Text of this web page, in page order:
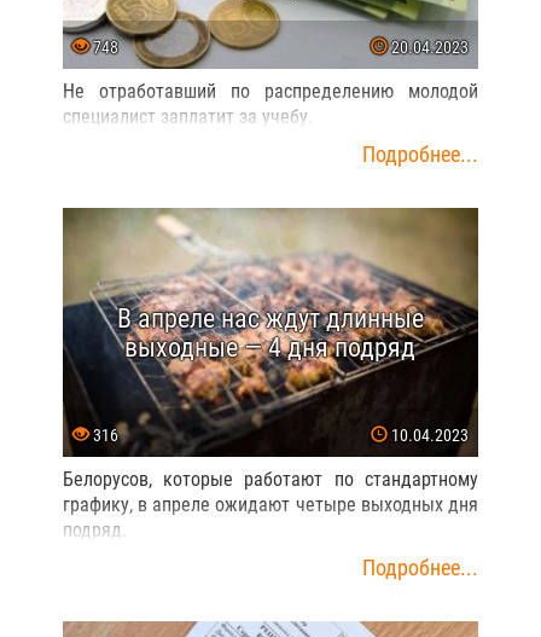
748 20.04.2023
Не отработавший по распределению молодой
специалист заплатит за учебу.
Подробнее...
В апреле нас ждут длинные
выходные — 4 дня подряд
316 10.04.2023
Белорусов, которые работают по стандартному
графику, в апреле ожидают четыре выходных дня
подряд.
Подробнее...